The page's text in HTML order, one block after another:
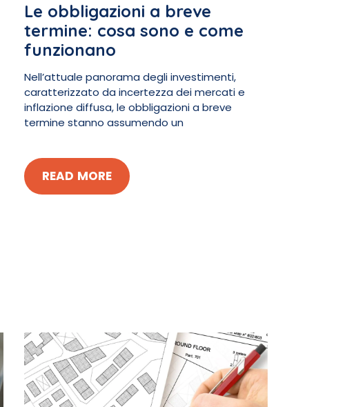
Le obbligazioni a breve
termine: cosa sono e come
funzionano
Nell’attuale panorama degli investimenti,
caratterizzato da incertezza dei mercati e
inflazione diffusa, le obbligazioni a breve
termine stanno assumendo un
READ MORE